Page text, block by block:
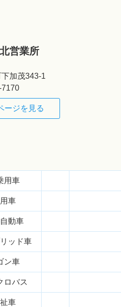
営業所
加茂343-1
ージを見る
用車
車
動車
ッド車
ン車
ロバス
車